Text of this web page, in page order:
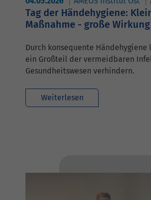
Tag der Händehygiene:
Maßnahme - große Wirkung
Durch konsequente Händehygiene
ein Großteil der vermeidbaren
Gesundheitswesen verhindern.
Weiterlesen